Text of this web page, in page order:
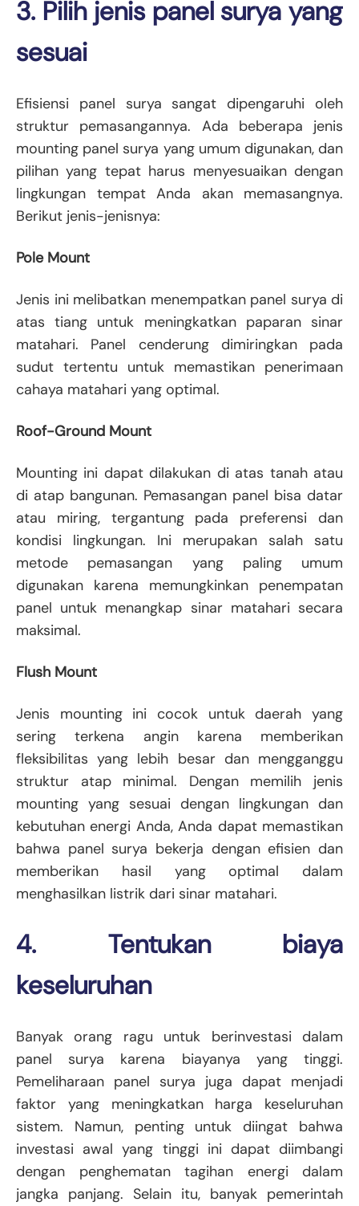
3. Pilih jenis panel surya yang
sesuai
Efisiensi panel surya sangat dipengaruhi oleh
struktur pemasangannya. Ada beberapa jenis
mounting panel surya yang umum digunakan, dan
pilihan yang tepat harus menyesuaikan dengan
lingkungan tempat Anda akan memasangnya.
Berikut jenis-jenisnya:
Pole Mount
Jenis ini melibatkan menempatkan panel surya di
atas tiang untuk meningkatkan paparan sinar
matahari. Panel cenderung dimiringkan pada
sudut tertentu untuk memastikan penerimaan
cahaya matahari yang optimal.
Roof-Ground Mount
Mounting ini dapat dilakukan di atas tanah atau
di atap bangunan. Pemasangan panel bisa datar
atau miring, tergantung pada preferensi dan
kondisi lingkungan. Ini merupakan salah satu
metode pemasangan yang paling umum
digunakan karena memungkinkan penempatan
panel untuk menangkap sinar matahari secara
maksimal.
Flush Mount
Jenis mounting ini cocok untuk daerah yang
sering terkena angin karena memberikan
fleksibilitas yang lebih besar dan mengganggu
struktur atap minimal. Dengan memilih jenis
mounting yang sesuai dengan lingkungan dan
kebutuhan energi Anda, Anda dapat memastikan
bahwa panel surya bekerja dengan efisien dan
memberikan hasil yang optimal dalam
menghasilkan listrik dari sinar matahari.
4. Tentukan biaya
keseluruhan
Banyak orang ragu untuk berinvestasi dalam
panel surya karena biayanya yang tinggi.
Pemeliharaan panel surya juga dapat menjadi
faktor yang meningkatkan harga keseluruhan
sistem. Namun, penting untuk diingat bahwa
investasi awal yang tinggi ini dapat diimbangi
dengan penghematan tagihan energi dalam
jangka panjang. Selain itu, banyak pemerintah